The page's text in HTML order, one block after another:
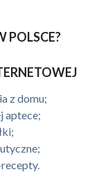
POLSCE?
z domu;
aptece;